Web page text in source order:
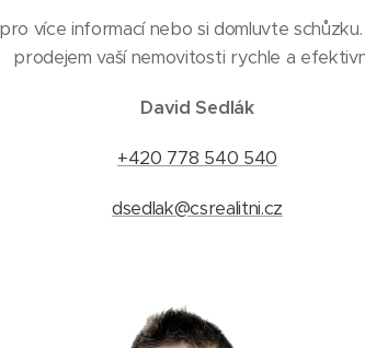
více informací nebo si domluvte
prodejem vaší nemovitosti rychle a
David Sedlák
+420 778 540 540
dsedlak@csrealitni.cz